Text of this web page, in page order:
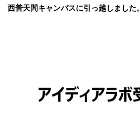
西普天間キャンパスに引っ越しました。